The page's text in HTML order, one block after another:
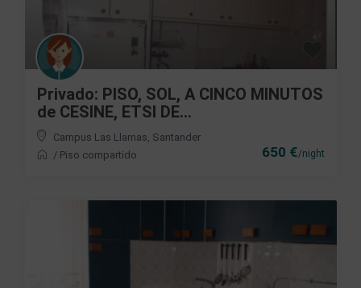
650 €/night
Privado: PISO, SOL, A CINCO MINUTOS
de CESINE, ETSI DE...
Campus Las Llamas Santander
/ Piso compartido